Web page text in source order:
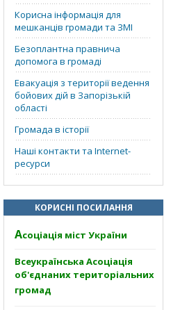
Корисна інформація для
мешканців громади та ЗМІ
Безоплантна правнича
допомога в громаді
Евакуація з території ведення
бойових дій в Запорізькій
області
Громада в історії
Наші контакти та Internet-
ресурси
КОРИСНІ ПОСИЛАННЯ
Асоціація міст України
Всеукраїнська Асоціація
об'єднаних територіальних
громад